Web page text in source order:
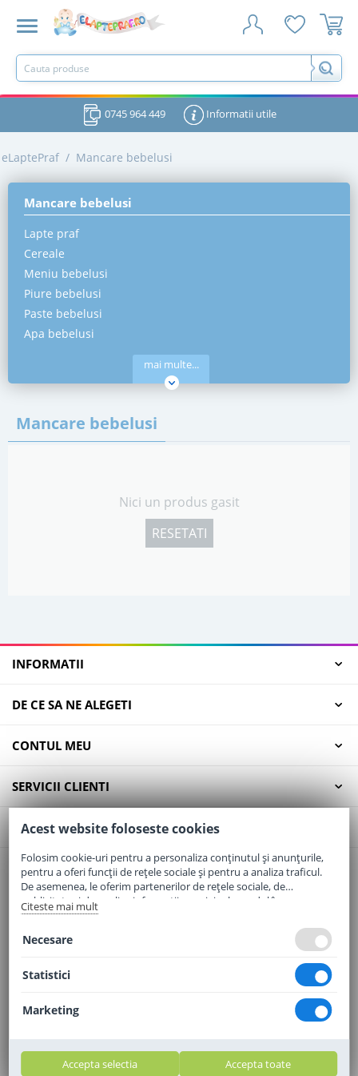
0745 964 449 Informatii utile
eLaptePraf / Mancare bebelusi
Mancare bebelusi
Lapte praf
Cereale
Meniu bebelusi
Piure bebelusi
Paste bebelusi
Apa bebelusi
mai multe...
Mancare bebelusi
Nici un produs gasit
RESETATI
INFORMATII
DE CE SA NE ALEGETI
CONTUL MEU
SERVICII CLIENTI
CONTACT
Email:office@elaptepraf.ro
Telefon:0745-964-449
Adresa:Sos. Borsului, Nr. 20, Oradea, Jud. Bihor
Acest website foloseste cookies
Folosim cookie-uri pentru a personaliza conținutul și anunțurile,
pentru a oferi funcții de rețele sociale și pentru a analiza traficul.
De asemenea, le oferim partenerilor de rețele sociale, de
publicitate și de analize informații cu privire la modul în care
folosiți site-ul nostru. Aceștia le pot combina cu alte informații
Citeste mai mult
Necesare
Statistici
Marketing
Accepta selectia Accepta toate